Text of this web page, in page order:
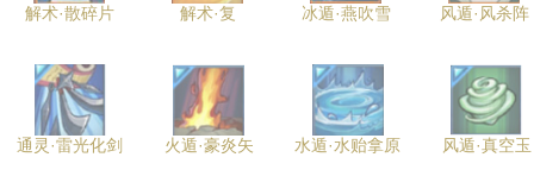
解术·散碎片 解术·复 冰遁·燕吹雪 风遁·风杀阵
通灵·雷光化剑 火遁·豪炎矢 水遁·水贻拿原 风遁·真空玉